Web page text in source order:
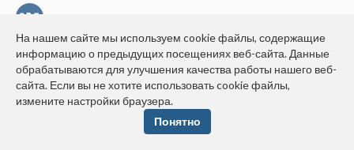
Конфиденциальность персональной информации
На нашем сайте мы используем cookie файлы, содержащие
информацию о предыдущих посещениях веб-сайта. Данные
обрабатываются для улучшения качества работы нашего веб-
сайта. Если вы не хотите использовать cookie файлы,
измените настройки браузера.
Понятно